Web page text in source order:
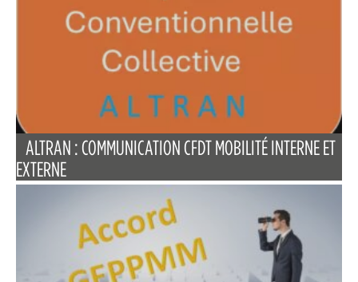
ALTRAN : COMMUNICATION CFDT MOBILITÉ INTERNE ET
EXTERNE